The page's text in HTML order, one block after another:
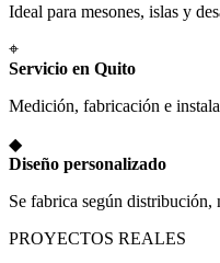
Ideal para mesones, islas y
⌖
Servicio en Quito
Medición, fabricación e
◆
Diseño personalizado
Se fabrica según distribución,
PROYECTOS REALES